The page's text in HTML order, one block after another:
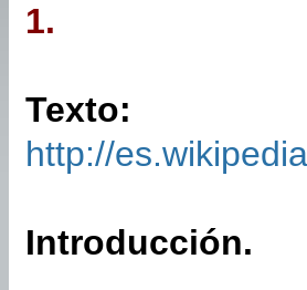
1.
Texto:
http://
Introducción.